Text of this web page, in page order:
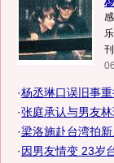
·杨丞琳口误旧事
·张庭承认与男友
·梁洛施赴台湾拍新
·因男友情变 23岁